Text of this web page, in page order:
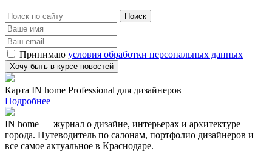
Принимаю условия обработки персональных данных
Карта IN home Professional для дизайнеров
Подробнее
IN home — журнал о дизайне, интерьерах и архитектуре
города. Путеводитель по салонам, портфолио дизайнеров и
все самое актуальное в Краснодаре.